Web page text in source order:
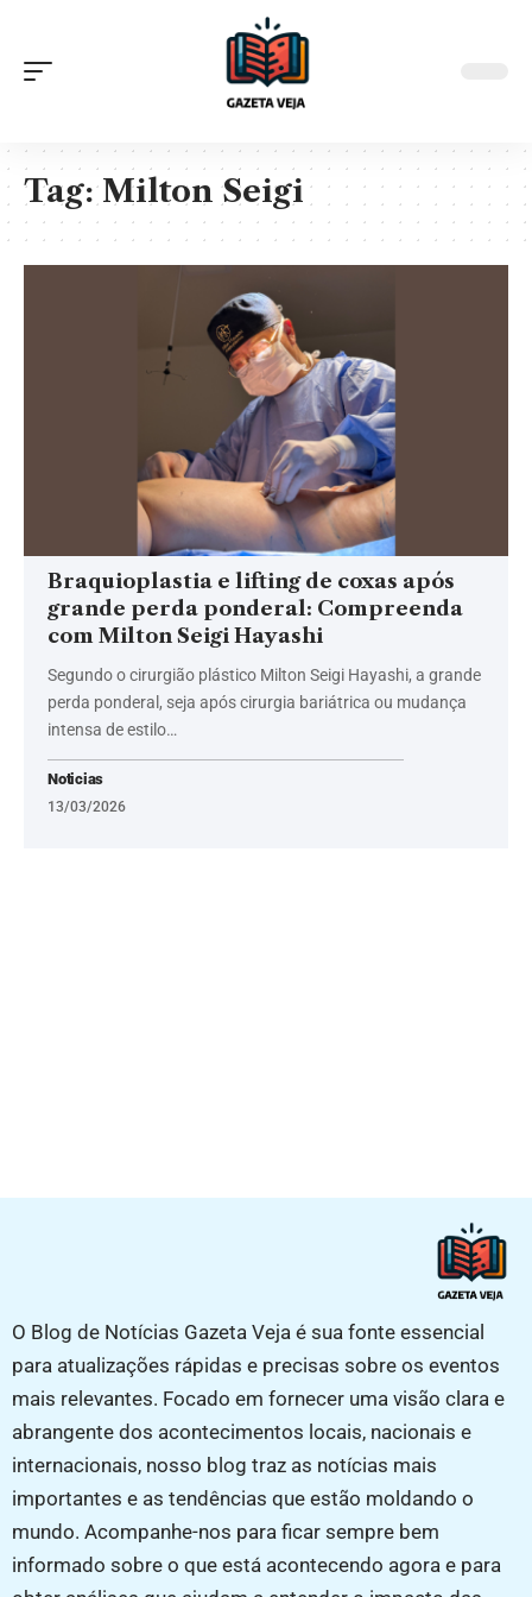
Tag:Milton Seigi
Braquioplastia e lifting de coxas após
grande perda ponderal: Compreenda
com Milton Seigi Hayashi
Segundo o cirurgião plástico Milton Seigi Hayashi, a grande
perda ponderal, seja após cirurgia bariátrica ou mudança
intensa de estilo…
Noticias
13/03/2026
O Blog de Notícias Gazeta Veja é sua fonte essencial
para atualizações rápidas e precisas sobre os eventos
mais relevantes. Focado em fornecer uma visão clara e
abrangente dos acontecimentos locais, nacionais e
internacionais, nosso blog traz as notícias mais
importantes e as tendências que estão moldando o
mundo. Acompanhe-nos para ficar sempre bem
informado sobre o que está acontecendo agora e para